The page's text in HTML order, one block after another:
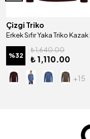
Çizgi Triko
%32
₺ 1,640.00
₺ 1,110.00
+15